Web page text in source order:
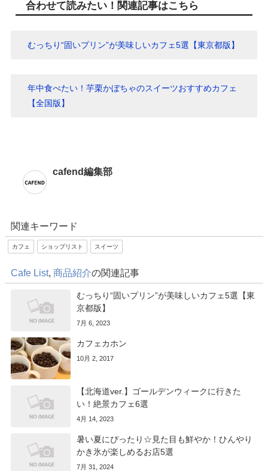
合わせて読みたい！関連記事はこちら
むっちり“固いプリン”が美味しいカフェ5選【東京都版】
年中食べたい！芋栗かぼちゃのスイーツおすすめカフェ
【全国版】
cafend編集部
関連キーワード
カフェ ショップリスト スイーツ
Cafe List, 商品紹介の関連記事
むっちり“固いプリン”が美味しいカフェ5選【東
京都版】
7月 6, 2023
カフェカホン
10月 2, 2017
【北海道ver.】ゴールデンウィークに行きた
い！絶景カフェ6選
4月 14, 2023
暑い夏にぴったり☆見た目も鮮やか！ひんやり
かき氷が楽しめるお店5選
7月 31, 2024